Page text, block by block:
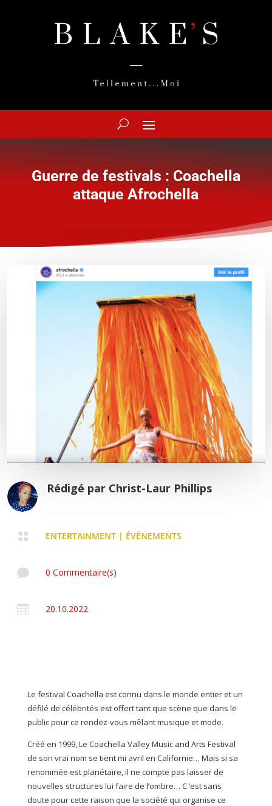
Guerre de festivals : Coachella
attaque Afrochella
Rédigé par Christ-Laur Phillips
 ENTERTAINMENT| ÉVÉNEMENTS
 0 Commentaire(s)
 20.10.2022
Le festival Coachella est connu dans le monde entier et un
défilé de célébrités est offert tant que scène que dans le
public pour ce rendez-vous mêlant musique et mode.
Créé en 1999, Le Coachella Valley Music and Arts Festival
de son vrai nom se tient mi avril en Californie… Mais si sa
renommée est planétaire, il ne compte pas laisser de
nouvelles structures lui faire de l’ombre… C ‘est sans
doute pour cette raison que la société qui organise ce